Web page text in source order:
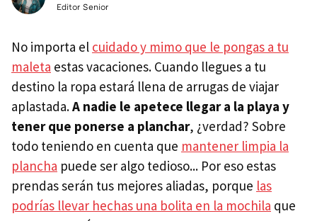
Editor Senior
No importa el cuidado y mimo que le pongas a tu
maleta estas vacaciones. Cuando llegues a tu
destino la ropa estará llena de arrugas de viajar
aplastada.A nadie le apetece llegar a la playa y
tener que ponerse a planchar, ¿verdad? Sobre
todo teniendo en cuenta que mantener limpia la
plancha puede ser algo tedioso... Por eso estas
prendas serán tus mejores aliadas, porque las
podrías llevar hechas una bolita en la mochila que